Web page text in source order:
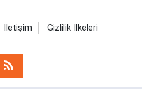
İletişim Gizlilik İlkeleri